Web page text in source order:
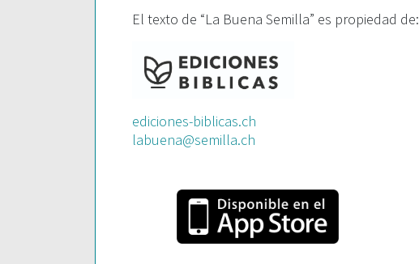
El texto de “La Buena Semilla” es propiedad de:
ediciones-biblicas.ch
labuena@semilla.ch